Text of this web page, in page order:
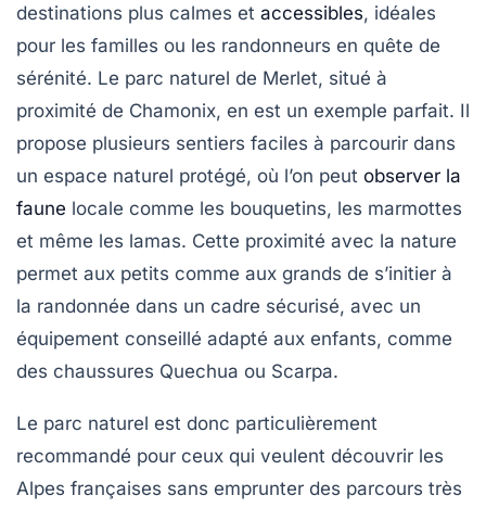
destinations plus calmes et accessibles, idéales
pour les familles ou les randonneurs en quête de
sérénité. Le parc naturel de Merlet, situé à
proximité de Chamonix, en est un exemple parfait. Il
propose plusieurs sentiers faciles à parcourir dans
un espace naturel protégé, où l’on peut observer la
faune locale comme les bouquetins, les marmottes
et même les lamas. Cette proximité avec la nature
permet aux petits comme aux grands de s’initier à
la randonnée dans un cadre sécurisé, avec un
équipement conseillé adapté aux enfants, comme
des chaussures Quechua ou Scarpa.
Le parc naturel est donc particulièrement
recommandé pour ceux qui veulent découvrir les
Alpes françaises sans emprunter des parcours très